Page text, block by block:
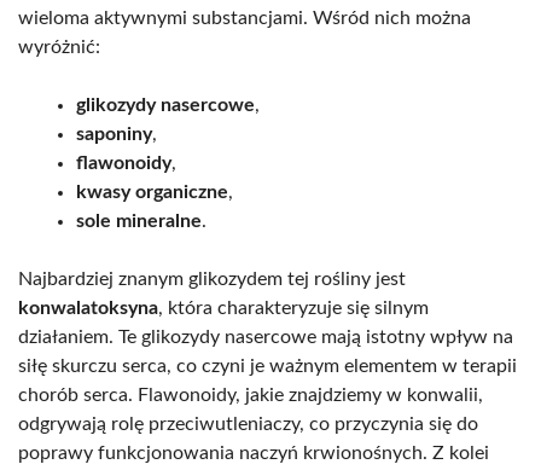
wieloma aktywnymi substancjami. Wśród nich można
wyróżnić:
glikozydy nasercowe,
saponiny,
flawonoidy,
kwasy organiczne,
sole mineralne.
Najbardziej znanym glikozydem tej rośliny jest
konwalatoksyna, która charakteryzuje się silnym
działaniem. Te glikozydy nasercowe mają istotny wpływ na
siłę skurczu serca, co czyni je ważnym elementem w terapii
chorób serca. Flawonoidy, jakie znajdziemy w konwalii,
odgrywają rolę przeciwutleniaczy, co przyczynia się do
poprawy funkcjonowania naczyń krwionośnych. Z kolei